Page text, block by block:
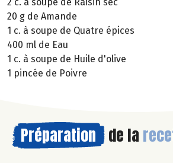
2 c. à soupe de Raisin sec
20 g de Amande
1 c. à soupe de Quatre épices
400 ml de Eau
1 c. à soupe de Huile d'olive
1 pincée de Poivre
Préparation de la